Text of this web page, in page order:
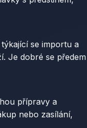
se importu a
Je dobré se předem
přípravy a
nebo zasílání,